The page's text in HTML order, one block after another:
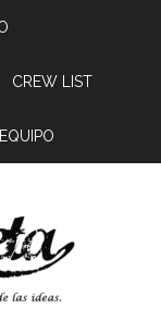
CREW LIST